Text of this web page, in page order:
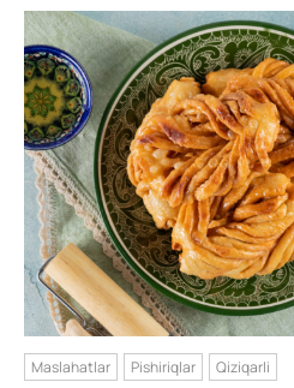
Maslahatlar Pishiriqlar Qiziqarli